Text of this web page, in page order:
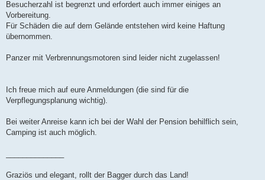
Besucherzahl ist begrenzt und erfordert auch immer einiges an
Vorbereitung.
Für Schäden die auf dem Gelände entstehen wird keine Haftung
übernommen.
Panzer mit Verbrennungsmotoren sind leider nicht zugelassen!
Ich freue mich auf eure Anmeldungen (die sind für die
Verpflegungsplanung wichtig).
Bei weiter Anreise kann ich bei der Wahl der Pension behilflich sein,
Camping ist auch möglich.
Graziös und elegant, rollt der Bagger durch das Land!